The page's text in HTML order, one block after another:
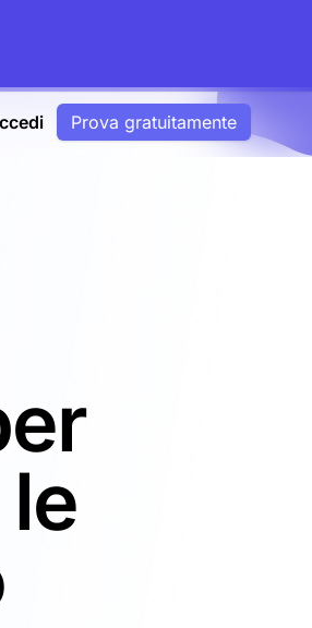
Prova gratuitamente
le